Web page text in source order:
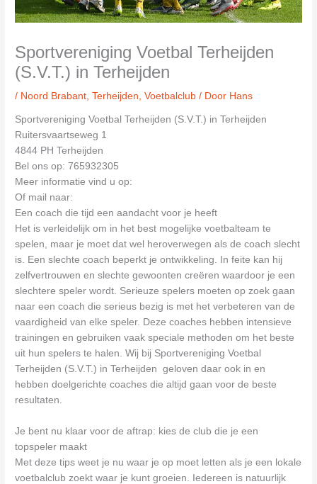
Sportvereniging Voetbal Terheijden
(S.V.T.) in Terheijden
/ Noord Brabant ,Terheijden ,Voetbalclub / Door Hans
Sportvereniging Voetbal Terheijden (S.V.T.) in Terheijden
Ruitersvaartseweg 1
4844 PH Terheijden
Bel ons op: 765932305
Meer informatie vind u op:
Of mail naar:
Een coach die tijd een aandacht voor je heeft
Het is verleidelijk om in het best mogelijke voetbalteam te
spelen, maar je moet dat wel heroverwegen als de coach slecht
is. Een slechte coach beperkt je ontwikkeling. In feite kan hij
zelfvertrouwen en slechte gewoonten creëren waardoor je een
slechtere speler wordt. Serieuze spelers moeten op zoek gaan
naar een coach die serieus bezig is met het verbeteren van de
vaardigheid van elke speler. Deze coaches hebben intensieve
trainingen en gebruiken vaak speciale methoden om het beste
uit hun spelers te halen. Wij bij Sportvereniging Voetbal
Terheijden (S.V.T.) in Terheijden geloven daar ook in en
hebben doelgerichte coaches die altijd gaan voor de beste
resultaten.
Je bent nu klaar voor de aftrap: kies de club die je een
topspeler maakt
Met deze tips weet je nu waar je op moet letten als je een lokale
voetbalclub zoekt waar je kunt groeien. Iedereen is natuurlijk